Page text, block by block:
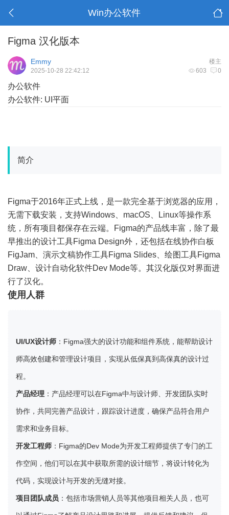
Win办公软件
Figma 汉化版本
楼主
Emmy
603 0
2025-10-28 22:42:12
办公软件
办公软件: UI平面
简介
Figma于2016年正式上线，是一款完全基于浏览器的应用，
无需下载安装，支持Windows、macOS、Linux等操作系
统，所有项目都保存在云端。Figma的产品线丰富，除了最
早推出的设计工具Figma Design外，还包括在线协作白板
FigJam、演示文稿协作工具Figma Slides、绘图工具Figma
Draw、设计自动化软件Dev Mode等。其汉化版仅对界面进
行了汉化。
使用人群
UI/UX设计师 ：Figma强大的设计功能和组件系统，能帮助设计
师高效创建和管理设计项目，实现从低保真到高保真的设计过
程。
产品经理 ：产品经理可以在Figma中与设计师、开发团队实时
协作，共同完善产品设计，跟踪设计进度，确保产品符合用户
需求和业务目标。
开发工程师 ：Figma的Dev Mode为开发工程师提供了专门的工
作空间，他们可以在其中获取所需的设计细节，将设计转化为
代码，实现设计与开发的无缝对接。
项目团队成员 ：包括市场营销人员等其他项目相关人员，也可